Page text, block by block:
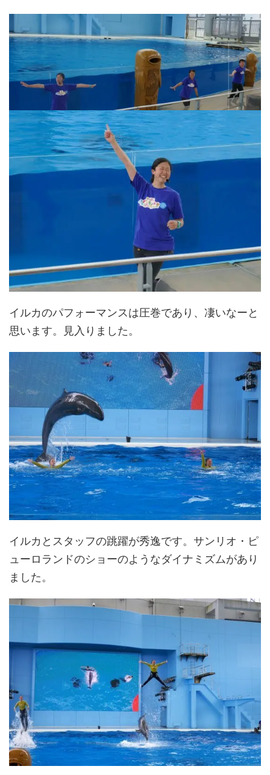
イルカのパフォーマンスは圧巻であり、凄いなーと
思います。見入りました。
イルカとスタッフの跳躍が秀逸です。サンリオ・ピ
ューロランドのショーのようなダイナミズムがあり
ました。